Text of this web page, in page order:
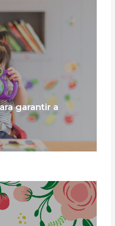
garantir a